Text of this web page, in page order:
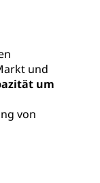
und
um
von